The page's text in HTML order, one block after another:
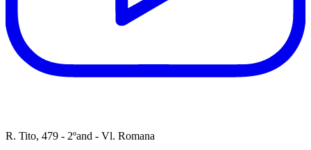
R. Tito, 479 - 2ºand - Vl. Romana